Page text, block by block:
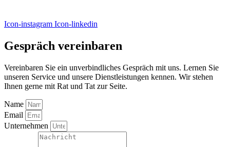
Icon-instagram Icon-linkedin
Gespräch vereinbaren
Vereinbaren Sie ein unverbindliches Gespräch mit uns. Lernen Sie
unseren Service und unsere Dienstleistungen kennen. Wir stehen
Ihnen gerne mit Rat und Tat zur Seite.
Name
Email
Unternehmen